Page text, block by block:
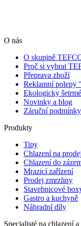
O nás
O skupině
Proč si vybrat
Přeprava zboží
Reklamní polepy
Ekologicky
Novinky a blog
Záruční podmínky
Produkty
Tipy
Chlazení na
Chlazení do
Mrazicí zařízení
Prodej zmrzliny
Stavebnicové
Gastro a kuchyně
Náhradní díly
Specialisté na chlazení